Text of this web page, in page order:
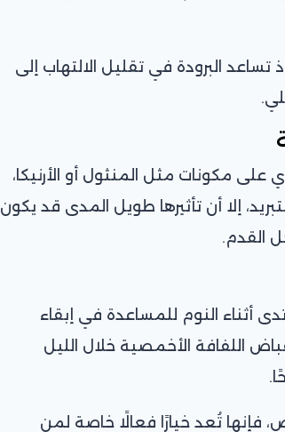
البرودة في تقليل الالتهاب إلى
مكونات مثل المنثول أو الأرنيكا،
إلا أن تأثيرها طويل المدى قد يكون
القدم.
أثناء النوم للمساعدة في إبقاء
اللفافة الأخمصية خلال الليل
فإنها تُعد خيارًا فعالًا خاصة لمن